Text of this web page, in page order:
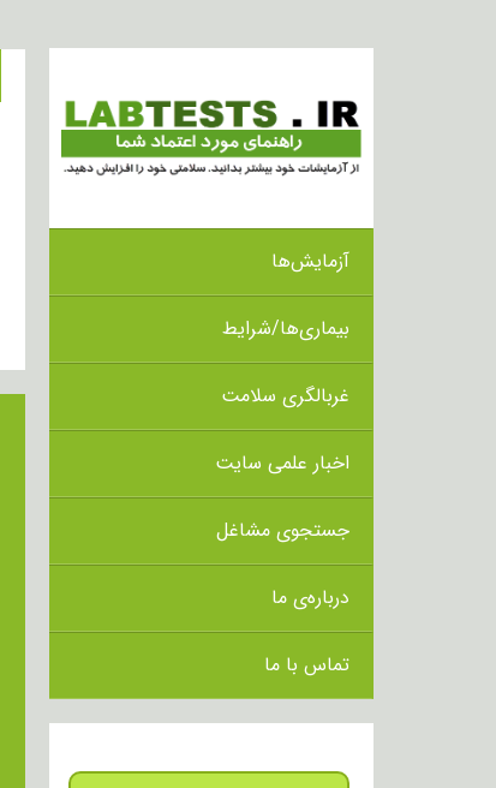
آزمایش‌ها
بیماری‌ها/شرایط
غربالگری سلامت
اخبار علمی سایت
جستجوی مشاغل
درباره‌ی ما
تماس با ما